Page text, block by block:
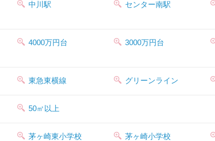
中川駅
センター南駅
4000万円台 3000万円台
東急東横線 グリーンライン
50㎡以上
茅ヶ崎東小学校 茅ヶ崎小学校